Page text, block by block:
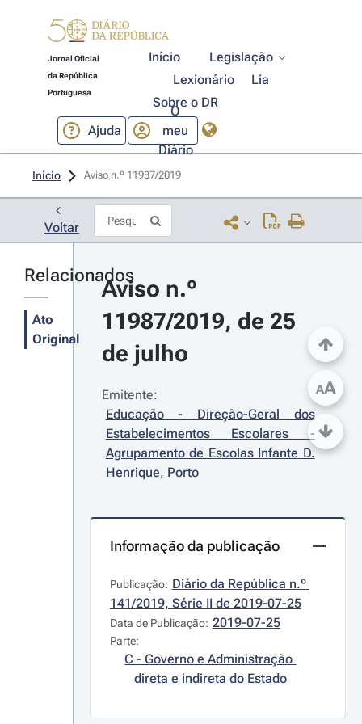
Jornal Oficial
da República
Portuguesa
Início
Legislação
Lexionário
Lia
Sobre o DR
Ajuda
O
meu
Diário
Início Aviso n.º 11987/2019
Voltar
Relacionados
Ato
Original
Aviso n.º
11987/2019, de 25
de julho
Emitente:
Educação - Direção-Geral dos
Estabelecimentos Escolares -
Agrupamento de Escolas Infante D.
Henrique, Porto
Informação da publicação
Publicação: Diário da República n.º
141/2019, Série II de 2019-07-25
Data de Publicação: 2019-07-25
Parte:
C - Governo e Administração
direta e indireta do Estado
AA